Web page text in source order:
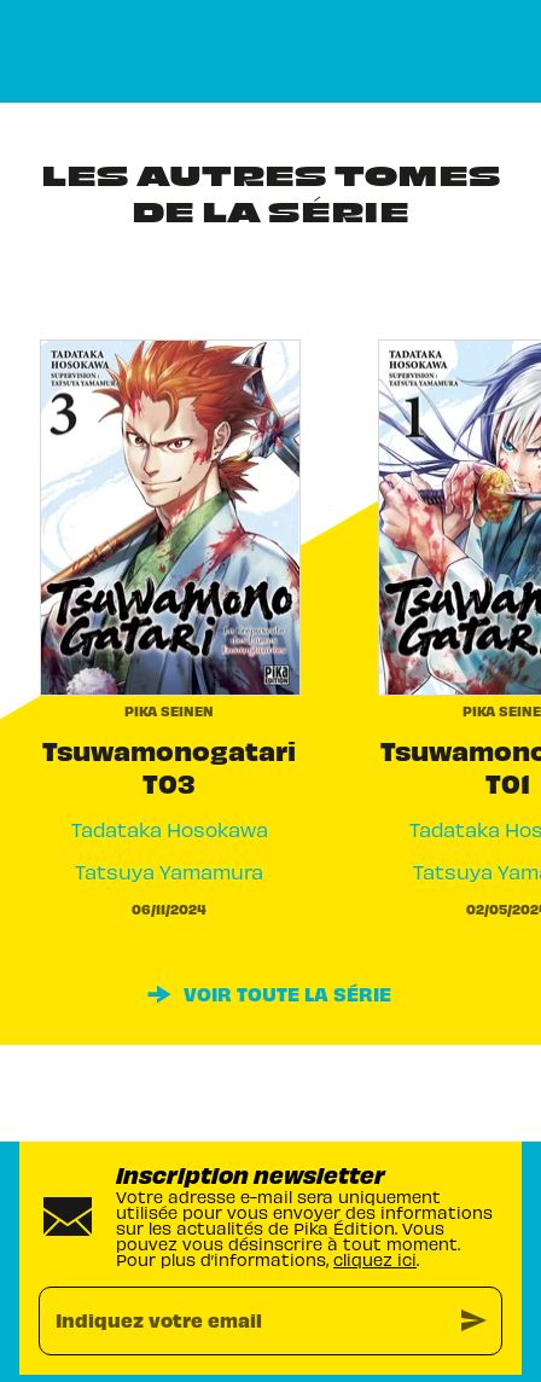
LES AUTRES TOMES
DE LA SÉRIE
PIKA SEINEN
Tsuwamonogatari
T03
Tadataka Hosokawa
Tatsuya Yamamura
06/11/2024
PIKA
T01
Tadataka
Tatsuya
02/05/
VOIR TOUTE LA SÉRIE
Inscription newsletter
Votre adresse e-mail sera uniquement
utilisée pour vous envoyer des informations
sur les actualités de Pika Édition. Vous
pouvez vous désinscrire à tout moment.
Pour plus d’informations, cliquez ici.
Indiquez votre email send